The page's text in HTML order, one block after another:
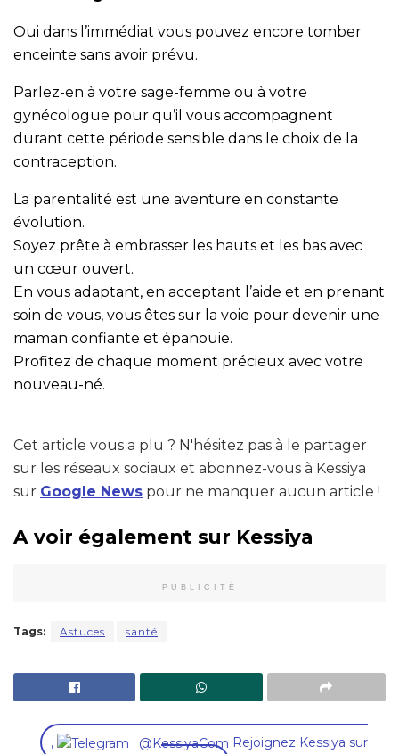
Oui dans l’immédiat vous pouvez encore tomber
enceinte sans avoir prévu.
Parlez-en à votre sage-femme ou à votre
gynécologue pour qu’il vous accompagnent
durant cette période sensible dans le choix de la
contraception.
La parentalité est une aventure en constante
évolution.
Soyez prête à embrasser les hauts et les bas avec
un cœur ouvert.
En vous adaptant, en acceptant l’aide et en prenant
soin de vous, vous êtes sur la voie pour devenir une
maman confiante et épanouie.
Profitez de chaque moment précieux avec votre
nouveau-né.
Cet article vous a plu ? N'hésitez pas à le partager
sur les réseaux sociaux et abonnez-vous à Kessiya
sur Google News pour ne manquer aucun article !
A voir également sur Kessiya
PUBLICITÉ
Tags: Astuces santé
,
Rejoignez Kessiya sur